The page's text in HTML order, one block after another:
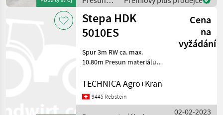
materiálu
/ Stepa
Stepa HDK
5010ES
Cena
na
vyžádání
Spur 3m RW ca. max.
10.80m Presun materiálu
TECHNICA Agro+Kran
9445 Rebstein
02-02-2023